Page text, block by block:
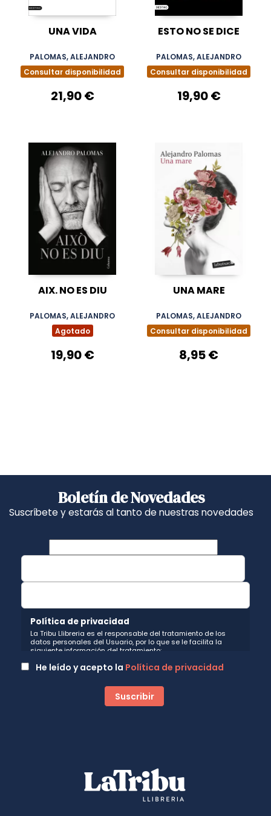
UNA VIDA
PALOMAS, ALEJANDRO
Consultar disponibilidad
21,90 €
ESTO NO SE DICE
PALOMAS, ALEJANDRO
Consultar disponibilidad
19,90 €
AIX. NO ES DIU
PALOMAS, ALEJANDRO
Agotado
19,90 €
UNA MARE
PALOMAS, ALEJANDRO
Consultar disponibilidad
8,95 €
Boletín de Novedades
Suscríbete y estarás al tanto de nuestras novedades
Política de privacidad
La Tribu Llibreria es el responsable del tratamiento de los
datos personales del Usuario, por lo que se le facilita la
siguiente información del tratamiento:
Fin del tratamiento: mantener una relación de envío de
comunicaciones y noticias sobre nuestros servicios y
boletín. Igualmente utilizaremos sus datos de contacto para
enviarle información sobre productos o servicios que puedan
Legitimación: está basada en el consentimiento que se le
solicita a través de la correspondiente casilla de
Criterios de conservación de los datos: se conservarán
He leído y acepto la Política de privacidad